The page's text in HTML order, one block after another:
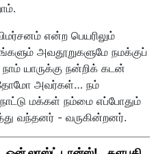
என்ற பெயரிலும்
அவதூறுகளுமே நமக்குப்
யாருக்கு நன்றிக் கடன்
அவர்கள்… நம்
மக்கள் நம்மை எப்போதும்
வந்தனர் - வருகின்றனர்.